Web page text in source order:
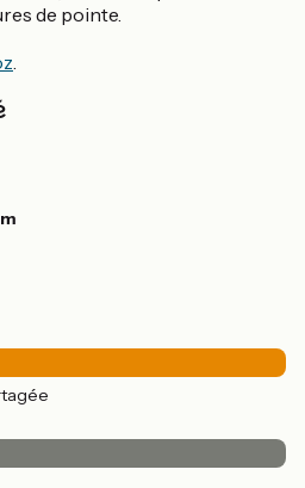
de pointe.
.